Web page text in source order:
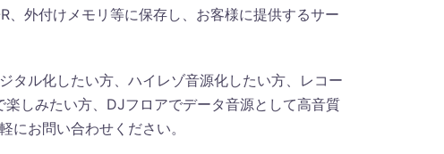
、外付けメモリ等に保存し、お客様に提供するサー
タル化したい方、ハイレゾ音源化したい方、レコー
楽しみたい方、DJフロアでデータ音源として高音質
にお問い合わせください。